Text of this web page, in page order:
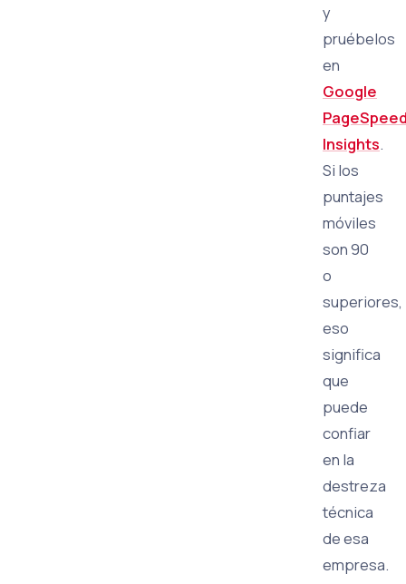
y
pruébelos
en
Google
Insights.
Si los
puntajes
móviles
son 90
o
superiores,
eso
significa
que
puede
confiar
en la
destreza
técnica
de esa
empresa.